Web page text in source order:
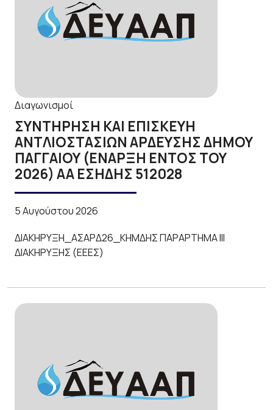
Διαγωνισμοί
ΣΥΝΤΗΡΗΣΗ ΚΑΙ ΕΠΙΣΚΕΥΗ
ΑΝΤΛΙΟΣΤΑΣΙΩΝ ΑΡΔΕΥΣΗΣ ΔΗΜΟΥ
ΠΑΓΓΑΙΟΥ (ΕΝΑΡΞΗ ΕΝΤΟΣ ΤΟΥ
2026) ΑΑ ΕΣΗΔΗΣ 512028
5 Αυγούστου 2026
ΔΙΑΚΗΡΥΞΗ_ΑΣΑΡΔ26_ΚΗΜΔΗΣ ΠΑΡΑΡΤΗΜΑ ΙΙI
ΔΙΑΚΗΡΥΞΗΣ (ΕΕΕΣ)